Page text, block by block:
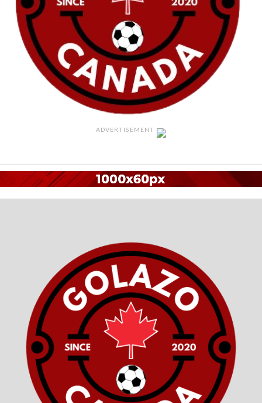
ADVERTISEMENT